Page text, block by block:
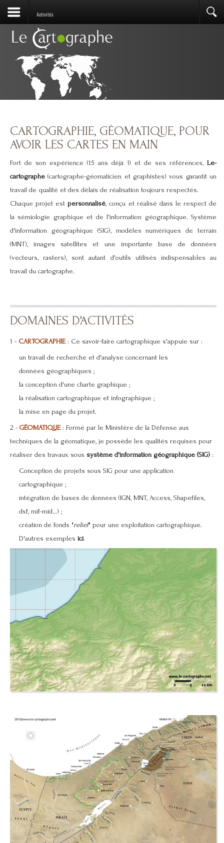
Activités
CARTOGRAPHIE, GÉOMATIQUE, POUR
AVOIR LES CARTES EN MAIN
Fort de son expérience (15 ans déjà !) et de ses références,Le-
cartographe (cartographe-géomaticien et graphistes) vous garantit un
travail de qualité et des délais de réalisation toujours respectés.
Chaque projet estpersonnalisé, conçu et réalisé dans le respect de
la sémiologie graphique et de l'information géographique. Système
d'information géographique (SIG), modèles numériques de terrain
(MNT), images satellites et une importante base de données
(vecteurs, rasters), sont autant d'outils utilisés indispensables au
travail du cartographe.
DOMAINES D'ACTIVITÉS
1 - CARTOGRAPHIE: Ce savoir-faire cartographique s'appuie sur :
un travail de recherche et d'analyse concernant les
données géographiques ;
la conception d'une charte graphique ;
la réalisation cartographique et infographique ;
la mise en page du projet.
2 - GÉOMATIQUE : Formé par le Ministère de la Défense aux
techniques de la géomatique, je possède les qualités requises pour
réaliser des travaux sous système d'information géographique (SIG) :
Conception de projets sous SIG pour une application
cartographique ;
intégration de bases de données (IGN, MNT, Access, Shapefiles,
dxf, mif-mid...) ;
création de fonds "relief" pour une exploitation cartographique.
D'autres exemples ici.